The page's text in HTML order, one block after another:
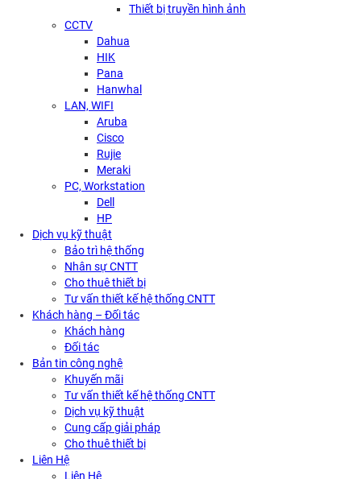
Thiết bị truyền hình ảnh
CCTV
Dahua
HIK
Pana
Hanwhal
LAN, WIFI
Aruba
Cisco
Rujie
Meraki
PC, Workstation
Dell
HP
Dịch vụ kỹ thuật
Bảo trì hệ thống
Nhân sự CNTT
Cho thuê thiết bị
Tư vấn thiết kế hệ thống CNTT
Khách hàng – Đối tác
Khách hàng
Đối tác
Bản tin công nghệ
Khuyến mãi
Tư vấn thiết kế hệ thống CNTT
Dịch vụ kỹ thuật
Cung cấp giải pháp
Cho thuê thiết bị
Liên Hệ
Liên Hệ